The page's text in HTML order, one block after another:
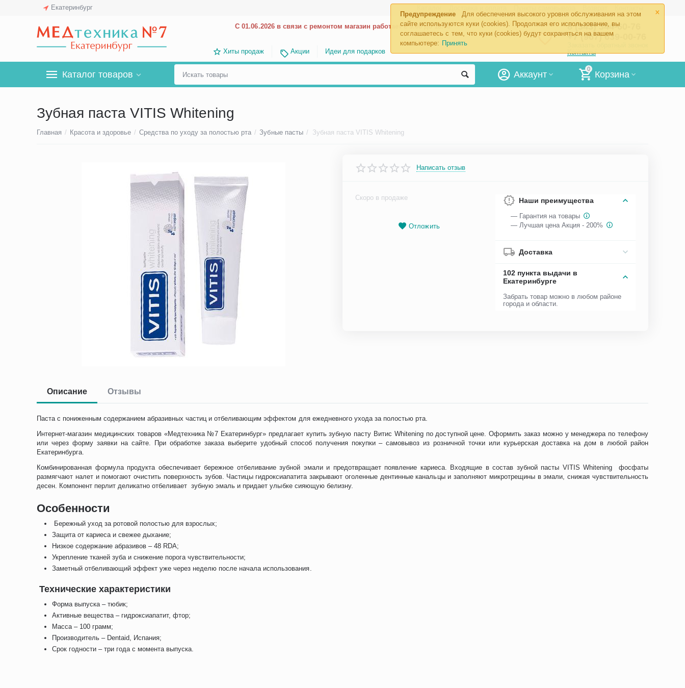
×
Предупреждение
Для обеспечения высокого уровня обслуживания на этом
сайте используются куки (cookies). Продолжая его использование, вы
соглашаетесь с тем, что куки (cookies) будут сохраняться на вашем
компьютере: Принять
Екатеринбург
С 01.06.2026 в связи с ремонтом магазин работает с 9.00 до 18.00
Хиты продаж Акции Идеи для подарков
8 (343) 344-60-76
+7 (967) 639-00-76
Контакты
Каталог товаров
0
Корзина
Аккаунт
Зубная паста VITIS Whitening
Главная / Красота и здоровье / Средства по уходу за полостью рта / Зубные пасты / Зубная паста VITIS Whitening
Написать отзыв
Скоро в продаже
Отложить
Наши преимущества
— Гарантия на товары
— Лучшая цена Акция - 200%
Доставка
102 пункта выдачи в
Екатеринбурге
Забрать товар можно в любом районе
города и области.
Описание Отзывы
Паста с пониженным содержанием абразивных частиц и отбеливающим эффектом для ежедневного ухода за полостью рта.
Интернет-магазин медицинских товаров «Медтехника №7 Екатеринбург» предлагает купить зубную пасту Витис Whitening по доступной цене. Оформить заказ можно у менеджера по телефону
или через форму заявки на сайте. При обработке заказа выберите удобный способ получения покупки – самовывоз из розничной точки или курьерская доставка на дом в любой район
Екатеринбурга.
Комбинированная формула продукта обеспечивает бережное отбеливание зубной эмали и предотвращает появление кариеса. Входящие в состав зубной пасты VITIS Whitening фосфаты
размягчают налет и помогают очистить поверхность зубов. Частицы гидроксиапатита закрывают оголенные дентинные канальцы и заполняют микротрещины в эмали, снижая чувствительность
десен. Компонент перлит деликатно отбеливает зубную эмаль и придает улыбке сияющую белизну.
Особенности
Бережный уход за ротовой полостью для взрослых;
Защита от кариеса и свежее дыхание;
Низкое содержание абразивов – 48 RDA;
Укрепление тканей зуба и снижение порога чувствительности;
Заметный отбеливающий эффект уже через неделю после начала использования.
Технические характеристики
Форма выпуска – тюбик;
Активные вещества – гидроксиапатит, фтор;
Масса – 100 грамм;
Производитель – Dentaid, Испания;
Срок годности – три года с момента выпуска.